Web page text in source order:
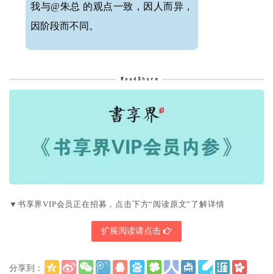
我与@朱总 的观点一致，因人而异，
因阶段而不同。
▼书享界VIP会员正在招募，点击下方“阅读原文”了解详情
扩展阅读请点击
分享到：